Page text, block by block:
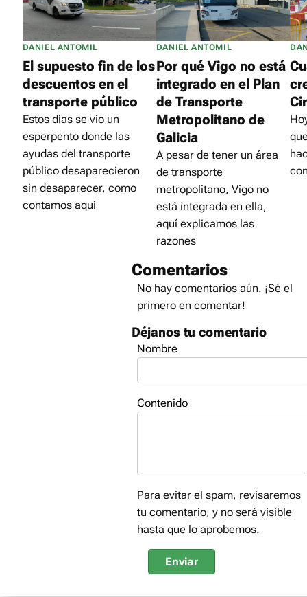
DANIEL ANTOMIL
El supuesto fin de los
descuentos en el
transporte público
Estos días se vio un
esperpento donde las
ayudas del transporte
público desaparecieron
sin desaparecer, como
contamos aquí
DANIEL ANTOMIL
Por qué Vigo no está
integrado en el Plan
de Transporte
Metropolitano de
Galicia
A pesar de tener un área
de transporte
metropolitano, Vigo no
está integrada en ella,
aquí explicamos las
razones
Comentarios
No hay comentarios aún. ¡Sé el
primero en comentar!
Déjanos tu comentario
Nombre
Contenido
Para evitar el spam, revisaremos
tu comentario, y no será visible
hasta que lo aprobemos.
Enviar